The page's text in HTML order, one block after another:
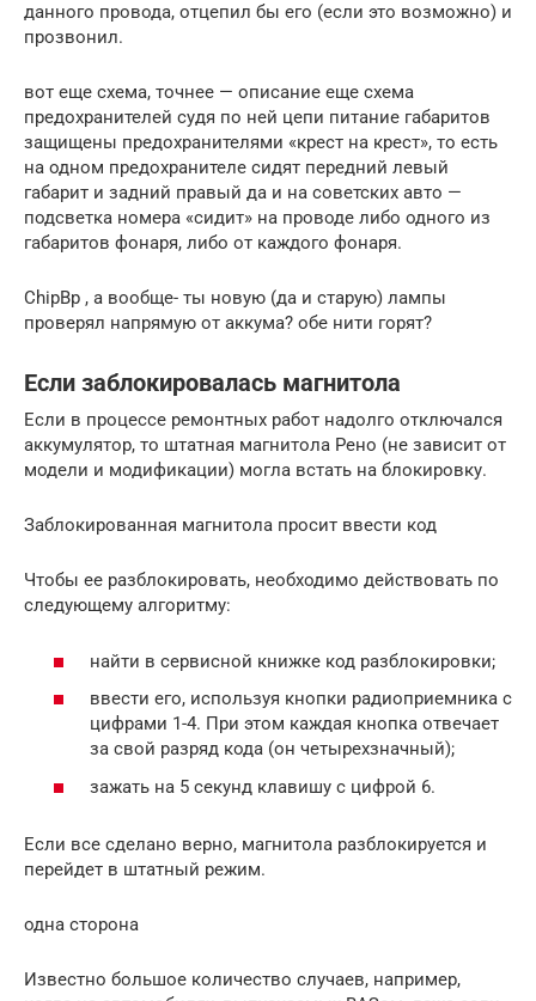
данного провода, отцепил бы его (если это возможно) и
прозвонил.
вот еще схема, точнее — описание еще схема
предохранителей судя по ней цепи питание габаритов
защищены предохранителями «крест на крест», то есть
на одном предохранителе сидят передний левый
габарит и задний правый да и на советских авто —
подсветка номера «сидит» на проводе либо одного из
габаритов фонаря, либо от каждого фонаря.
ChipBp , а вообще- ты новую (да и старую) лампы
проверял напрямую от аккума? обе нити горят?
Если заблокировалась магнитола
Если в процессе ремонтных работ надолго отключался
аккумулятор, то штатная магнитола Рено (не зависит от
модели и модификации) могла встать на блокировку.
Заблокированная магнитола просит ввести код
Чтобы ее разблокировать, необходимо действовать по
следующему алгоритму:
найти в сервисной книжке код разблокировки;
ввести его, используя кнопки радиоприемника с
цифрами 1-4. При этом каждая кнопка отвечает
за свой разряд кода (он четырехзначный);
зажать на 5 секунд клавишу с цифрой 6.
Если все сделано верно, магнитола разблокируется и
перейдет в штатный режим.
одна сторона
Известно большое количество случаев, например,